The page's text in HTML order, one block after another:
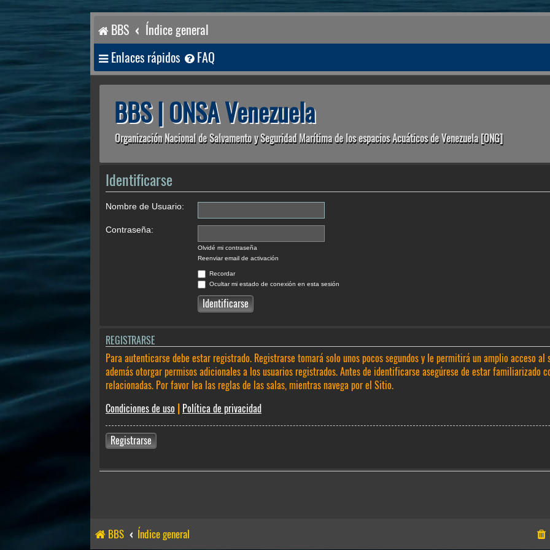
BBS Índice general
Enlaces rápidos FAQ
BBS | ONSA Venezuela
Organización Nacional de Salvamento y Seguridad Marítima de los espacios Acuáticos de Venezuela [ONG]
Identificarse
Nombre de Usuario:
Contraseña:
Olvidé mi contraseña
Reenviar email de activación
Recordar
Ocultar mi estado de conexión en esta sesión
REGISTRARSE
Para autenticarse debe estar registrado. Registrarse tomará solo unos pocos segundos y le permitirá un amplio acceso
además otorgar permisos adicionales a los usuarios registrados. Antes de identificarse asegúrese de estar familiarizado
relacionadas. Por favor lea las reglas de las salas, mientras navega por el Sitio.
Condiciones de uso
Política de privacidad
Registrarse
BBS Índice general